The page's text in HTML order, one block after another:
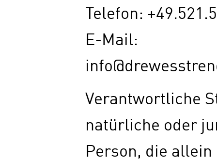
Telefon:
E-Mail:
Verantwortliche
natürliche oder
Person, die allein